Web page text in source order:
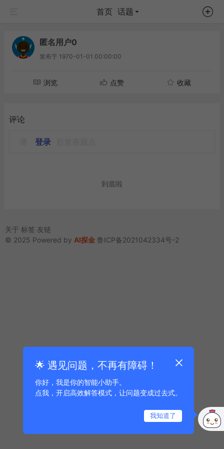
首页 话题
匿名用户0
发布于 1970-01-01 00:00:00
浏览 点赞 收藏
评论
登录
到底啦
关于 标签 友链
© 2025 Powered by AI探金 鲁ICP备2021042334号-2
🌟 遇见问题，不再有障碍！
你好，我是你的智能小助手。
点我，开启高效解答模式，让问题变成过去式。
我知道了